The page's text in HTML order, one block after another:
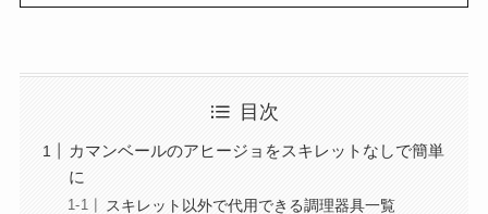
目次
カマンベールのアヒージョをスキレットなしで簡単
に
スキレット以外で代用できる調理器具一覧